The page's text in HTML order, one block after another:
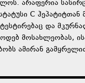
არაფერია
C ჰეპატიტთან
და
მოსახლეობას,
ამირან